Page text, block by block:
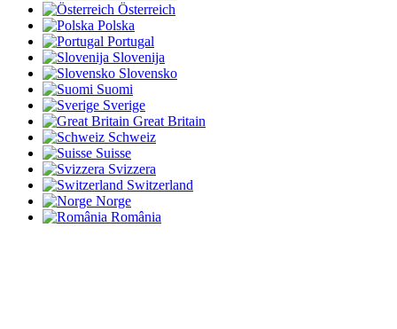
Österreich
Polska
Portugal
Slovenija
Slovensko
Suomi
Sverige
Great Britain
Schweiz
Suisse
Svizzera
Switzerland
Norge
România